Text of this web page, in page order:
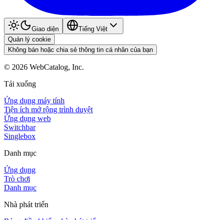
Giao diện
Tiếng Việt
Quản lý cookie
Không bán hoặc chia sẻ thông tin cá nhân của bạn
© 2026 WebCatalog, Inc.
Tải xuống
Ứng dụng máy tính
Tiện ích mở rộng trình duyệt
Ứng dụng web
Switchbar
Singlebox
Danh mục
Ứng dụng
Trò chơi
Danh mục
Nhà phát triển